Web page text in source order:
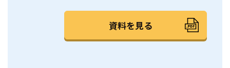
資料を見る